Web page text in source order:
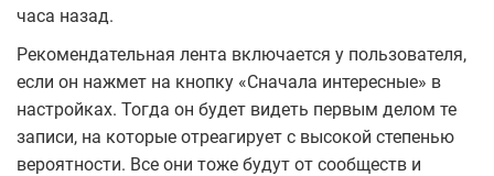
часа назад.
Рекомендательная лента включается у пользователя,
если он нажмет на кнопку «Сначала интересные» в
настройках. Тогда он будет видеть первым делом те
записи, на которые отреагирует с высокой степенью
вероятности. Все они тоже будут от сообществ и